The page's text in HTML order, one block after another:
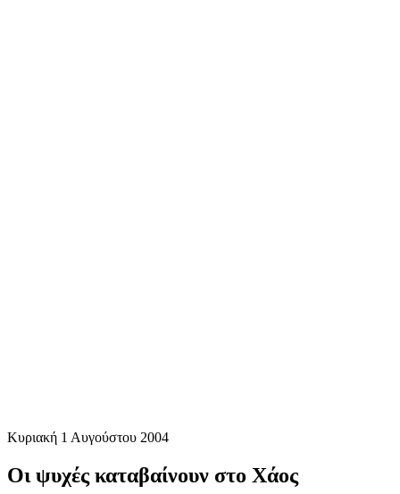
Κυριακή 1 Αυγούστου 2004
Οι ψυχές καταβαίνουν στο Χάος